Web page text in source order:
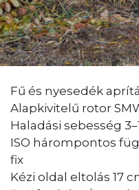
Fű és nyesedék
Alapkivitelű rotor
Haladási sebesség
ISO hárompontos
fix
Kézi oldal eltolás 17